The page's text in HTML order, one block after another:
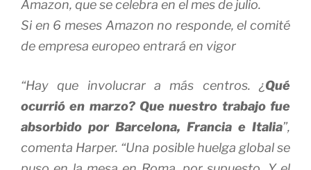
Amazon, que se celebra en el mes de julio.
Si en 6 meses Amazon no responde, el comité
de empresa europeo entrará en vigor
“Hay que involucrar a más centros. ¿Qué
ocurrió en marzo? Que nuestro trabajo fue
absorbido por Barcelona, Francia e Italia”,
comenta Harper. “Una posible huelga global se